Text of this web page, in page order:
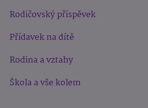
Rodičovský příspěvek
Přídavek na dítě
Rodina a vztahy
Škola a vše kolem